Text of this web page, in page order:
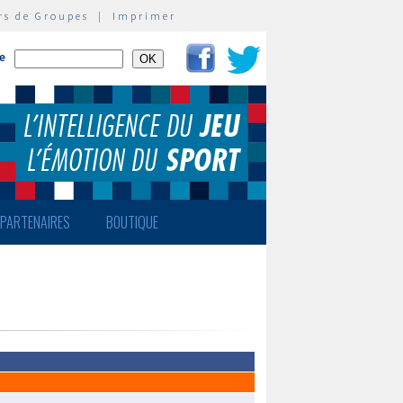
de Groupes | Imprimer
PARTENAIRES BOUTIQUE